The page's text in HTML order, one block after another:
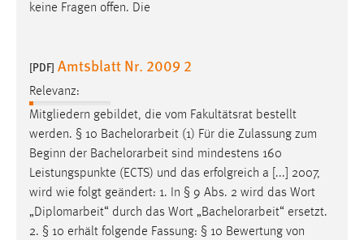
keine Fragen offen. Die
[PDF] Amtsblatt Nr. 2009 2
Relevanz:
Mitgliedern gebildet, die vom Fakultätsrat bestellt
werden. § 10 Bachelorarbeit (1) Für die Zulassung zum
Beginn der Bachelorarbeit sind mindestens 160
Leistungspunkte (ECTS) und das erfolgreich a [...] 2007,
wird wie folgt geändert: 1. In § 9 Abs. 2 wird das Wort
„Diplomarbeit“ durch das Wort „Bachelorarbeit“ ersetzt.
2. § 10 erhält folgende Fassung: § 10 Bewertung von